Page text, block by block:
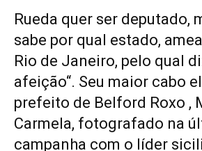
Rueda quer ser deputado,
sabe por qual estado,
Rio de Janeiro, pelo qual
afeição“. Seu maior cabo
prefeito de Belford Roxo ,
Carmela, fotografado na
campanha com o líder